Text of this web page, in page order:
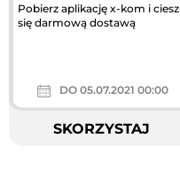
Pobierz aplikację x-kom i ciesz
się darmową dostawą
DO 05.07.2021 00:00
SKORZYSTAJ